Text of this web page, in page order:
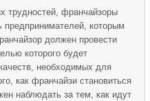
трудностей, франчайзоры
которым
должен провести
которого будет
необходимых для
как франчайзи становиться
наблюдать за тем, как идут